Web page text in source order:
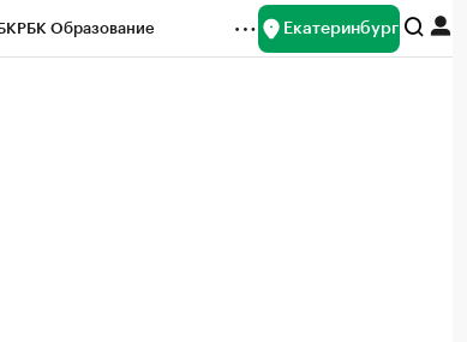
РБК Образование Екатеринбург